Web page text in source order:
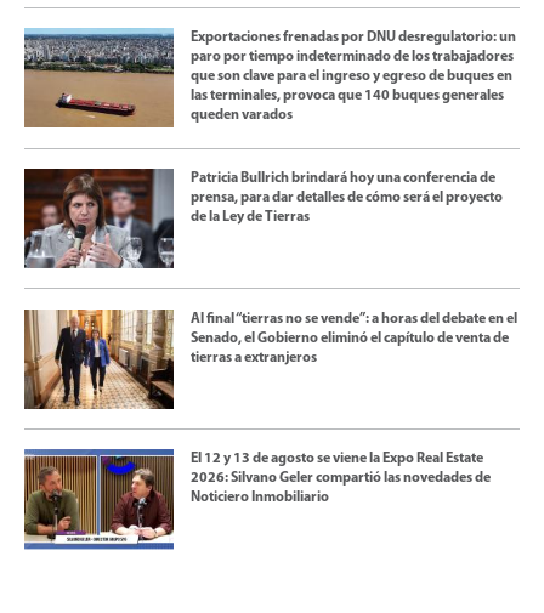
Exportaciones frenadas por DNU desregulatorio: un
paro por tiempo indeterminado de los trabajadores
que son clave para el ingreso y egreso de buques en
las terminales, provoca que 140 buques generales
queden varados
Patricia Bullrich brindará hoy una conferencia de
prensa, para dar detalles de cómo será el proyecto
de la Ley de Tierras
Al final “tierras no se vende”: a horas del debate en el
Senado, el Gobierno eliminó el capítulo de venta de
tierras a extranjeros
El 12 y 13 de agosto se viene la Expo Real Estate
2026: Silvano Geler compartió las novedades de
Noticiero Inmobiliario